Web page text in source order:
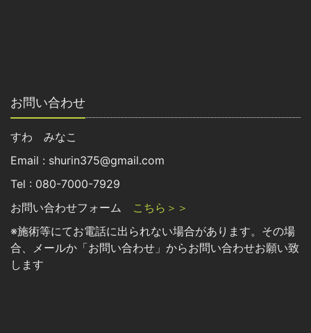
お問い合わせ
すわ みなこ
Email : shurin375@gmail.com
Tel : 080-7000-7929
お問い合わせフォーム こちら＞＞
※施術等にてお電話に出られない場合があります。その場
合、メールか「お問い合わせ」からお問い合わせお願い致
します